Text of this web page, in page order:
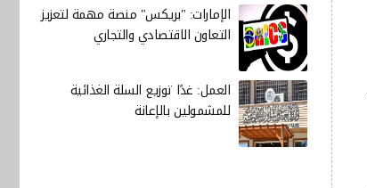
الإمارات: "بريكس" منصة مهمة لتعزيز
التعاون الاقتصادي والتجاري
العمل: غدًا توزيع السلة الغذائية
للمشمولين بالإعانة